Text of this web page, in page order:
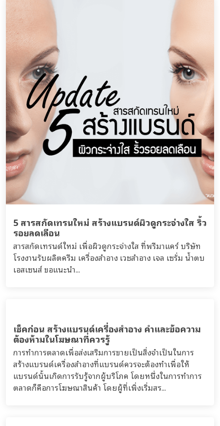
5 สารสกัดเทรนใหม่ สร้างแบรนด์ผิวดูกระจ่างใส ริ้ว
รอยลดเลือน
สารสกัดเทรนด์ใหม่ เพื่อผิวดูกระจ่างใส ที่พรีมาแคร์ บริษัท
โรงงานรับผลิตครีม เครื่องสำอาง เวชสำอาง เจล เซรั่ม น้ำตบ
เอสเซนส์ ขอแนะนำ...